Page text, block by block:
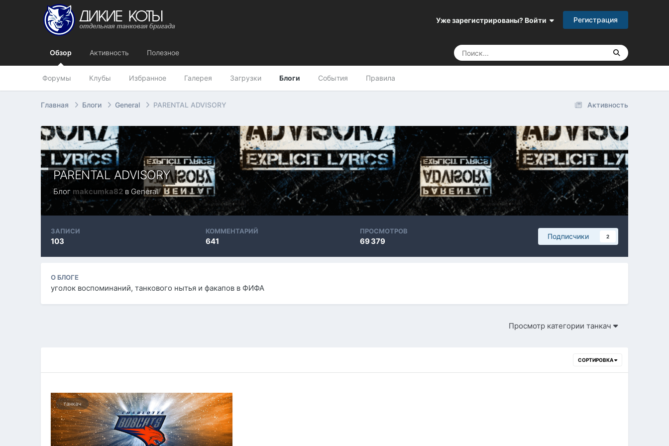
Уже зарегистрированы? Войти Регистрация
Обзор
Форумы Клубы Избранное Галерея Загрузки Блоги События Правила
Активность Полезное
Активность
Главная Блоги General PARENTAL ADVISORY
PARENTAL ADVISORY
Блог makcumka82 в General
Подписчики 2
ЗАПИСИ
103
КОММЕНТАРИЙ
641
ПРОСМОТРОВ
69 379
О БЛОГЕ
уголок воспоминаний, танкового нытья и факапов в ФИФА
Просмотр категории танкач
СОРТИРОВКА
танкач